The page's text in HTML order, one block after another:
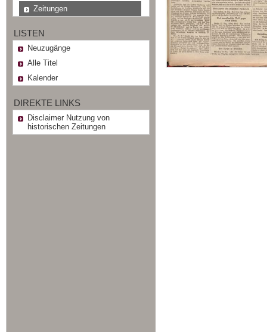
Zeitungen
LISTEN
Neuzugänge
Alle Titel
Kalender
DIREKTE LINKS
Disclaimer Nutzung von
historischen Zeitungen